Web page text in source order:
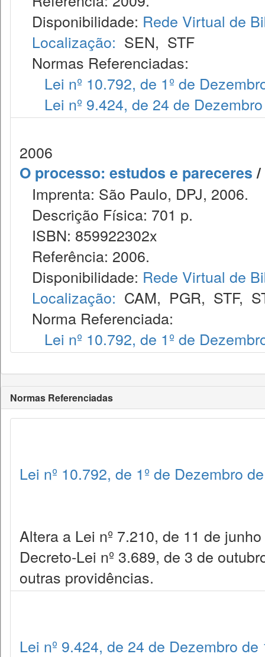
Disponibilidade: Rede Virtual de
Localização: SEN, STF
Normas Referenciadas:
Lei nº 10.792, de 1º de
Lei nº 9.424, de 24 de
2006
O processo: estudos e pareceres/
Imprenta: São Paulo, DPJ, 2006.
Descrição Física: 701 p.
ISBN: 859922302x
Referência: 2006.
Disponibilidade: Rede Virtual de
Localização: CAM, PGR, STF,
Norma Referenciada:
Lei nº 10.792, de 1º de
Normas Referenciadas
Lei nº 10.792, de 1º de Dezembro
Altera a Lei nº 7.210, de 11 de
Decreto-Lei nº 3.689, de 3 de
outras providências.
Lei nº 9.424, de 24 de Dezembro de